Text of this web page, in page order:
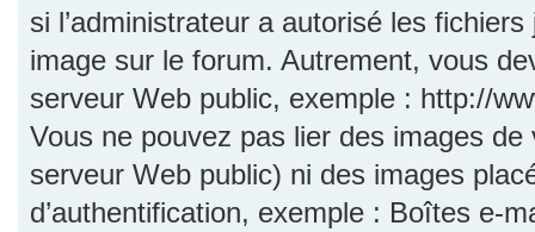
si l’administrateur a autorisé les
image sur le forum. Autrement, vous
serveur Web public, exemple : http://
Vous ne pouvez pas lier des images
serveur Web public) ni des images
d’authentification, exemple : Boîtes e-